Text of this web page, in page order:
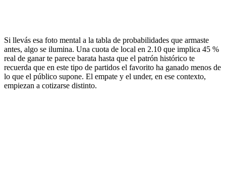
Si llevás esa foto mental a la tabla de probabilidades que armaste
antes, algo se ilumina. Una cuota de local en 2.10 que implica 45 %
real de ganar te parece barata hasta que el patrón histórico te
recuerda que en este tipo de partidos el favorito ha ganado menos de
lo que el público supone. El empate y el under, en ese contexto,
empiezan a cotizarse distinto.